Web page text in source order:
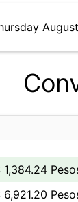
1,384.24
6,921.20